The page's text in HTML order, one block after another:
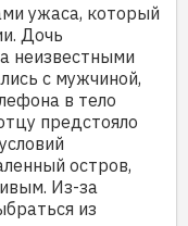
ужаса, который
Дочь
неизвестными
с мужчиной,
в тело
предстояло
остров,
Из-за
из